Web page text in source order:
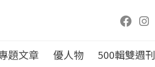
題文章 優人物 500輯雙週刊